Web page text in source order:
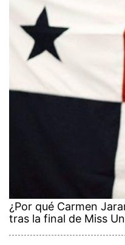
¿Por qué Carmen
tras la final de Miss